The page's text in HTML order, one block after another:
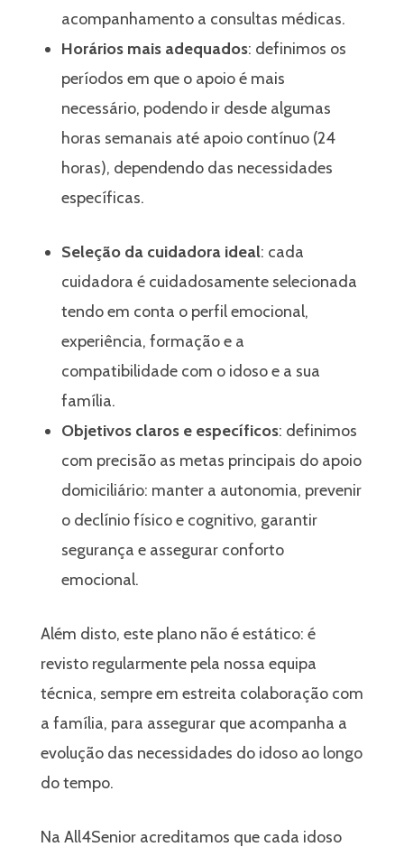
acompanhamento a consultas médicas.
Horários mais adequados: definimos os
períodos em que o apoio é mais
necessário, podendo ir desde algumas
horas semanais até apoio contínuo (24
horas), dependendo das necessidades
específicas.
Seleção da cuidadora ideal: cada
cuidadora é cuidadosamente selecionada
tendo em conta o perfil emocional,
experiência, formação e a
compatibilidade com o idoso e a sua
família.
Objetivos claros e específicos: definimos
com precisão as metas principais do apoio
domiciliário: manter a autonomia, prevenir
o declínio físico e cognitivo, garantir
segurança e assegurar conforto
emocional.
Além disto, este plano não é estático: é
revisto regularmente pela nossa equipa
técnica, sempre em estreita colaboração com
a família, para assegurar que acompanha a
evolução das necessidades do idoso ao longo
do tempo.
Na All4Senior acreditamos que cada idoso